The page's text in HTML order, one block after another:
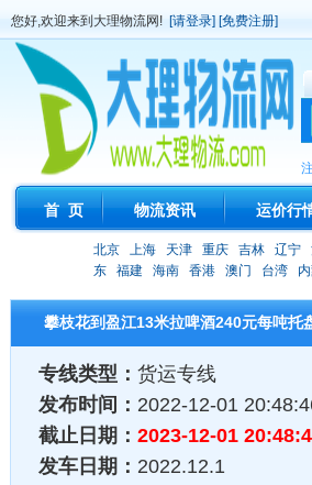
您好,欢迎来到大理物流网! [请登录] [免费注册]
首 页 物流资讯 运价行
北京 上海 天津 重庆 吉林 辽宁
东
福建 海南 香港 澳门 台湾
攀枝花到盈江13米拉啤酒240元每吨托
专线类型： 货运专线
发布时间： 2022-12-01
截止日期： 2023-12-01
发车日期： 2022.12.1